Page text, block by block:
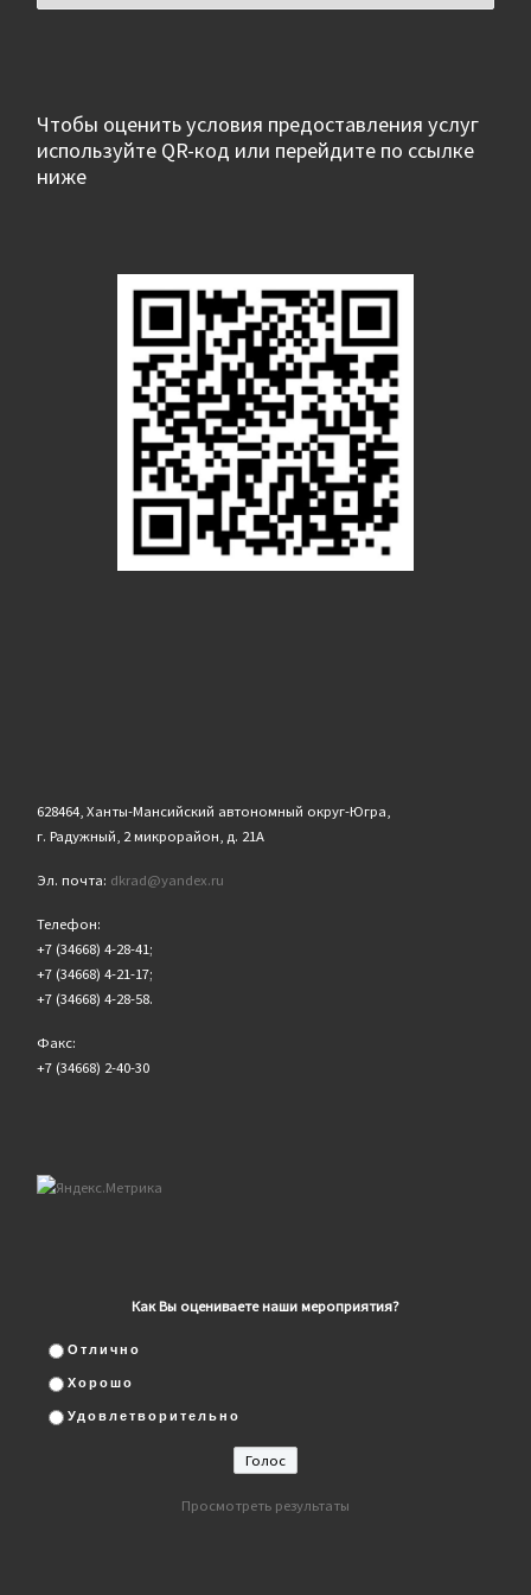
Чтобы оценить условия предоставления услуг
используйте QR-код или перейдите по ссылке
ниже
628464, Ханты-Мансийский автономный округ-Югра,
г. Радужный, 2 микрорайон, д. 21А
Эл. почта: dkrad@yandex.ru
Телефон:
+7 (34668) 4-28-41;
+7 (34668) 4-21-17;
+7 (34668) 4-28-58.
Факс:
+7 (34668) 2-40-30
Как Вы оцениваете наши мероприятия?
Отлично
Хорошо
Удовлетворительно
Просмотреть результаты